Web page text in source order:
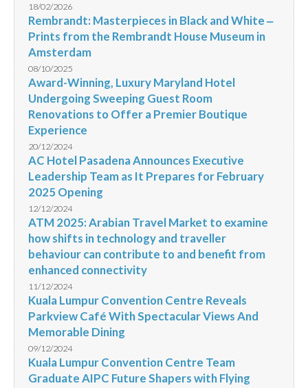
18/02/2026
Rembrandt: Masterpieces in Black and White ‒
Prints from the Rembrandt House Museum in
Amsterdam
08/10/2025
Award-Winning, Luxury Maryland Hotel
Undergoing Sweeping Guest Room
Renovations to Offer a Premier Boutique
Experience
20/12/2024
AC Hotel Pasadena Announces Executive
Leadership Team as It Prepares for February
2025 Opening
12/12/2024
ATM 2025: Arabian Travel Market to examine
how shifts in technology and traveller
behaviour can contribute to and benefit from
enhanced connectivity
11/12/2024
Kuala Lumpur Convention Centre Reveals
Parkview Café With Spectacular Views And
Memorable Dining
09/12/2024
Kuala Lumpur Convention Centre Team
Graduate AIPC Future Shapers with Flying